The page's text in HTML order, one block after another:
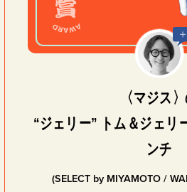
〈マジス
“ジェリー” トム＆ジェリ
ンチ
(SELECT by MIYAMOTO /